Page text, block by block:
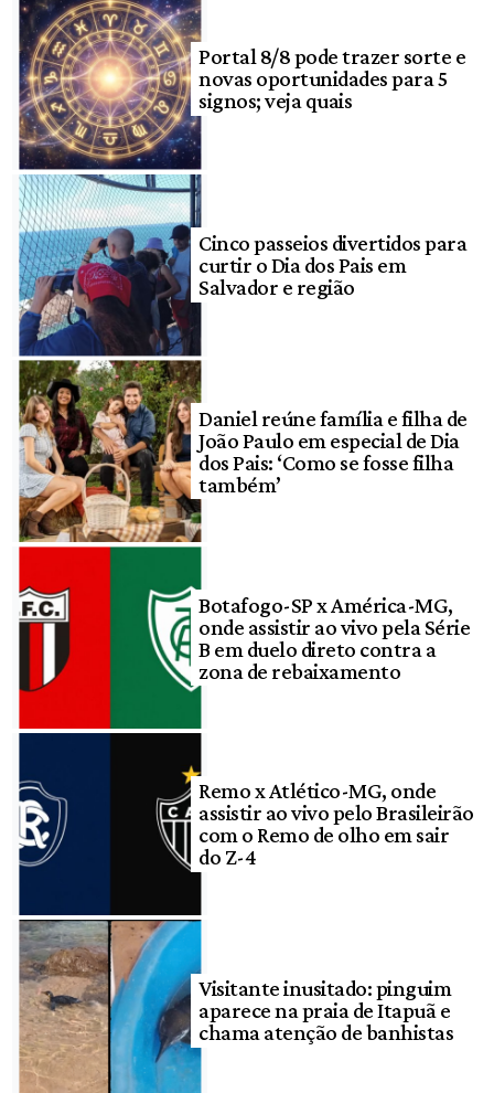
Portal 8/8 pode trazer sorte e
novas oportunidades para 5
signos; veja quais
Cinco passeios divertidos para
curtir o Dia dos Pais em
Salvador e região
Daniel reúne família e filha de
João Paulo em especial de Dia
dos Pais: ‘Como se fosse filha
também’
Botafogo-SP x América-MG,
onde assistir ao vivo pela Série
B em duelo direto contra a
zona de rebaixamento
Remo x Atlético-MG, onde
assistir ao vivo pelo Brasileirão
com o Remo de olho em sair
do Z-4
Visitante inusitado: pinguim
aparece na praia de Itapuã e
chama atenção de banhistas